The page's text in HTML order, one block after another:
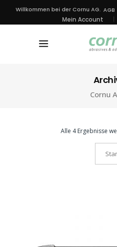
Willkommen bei der Cornu AG. AGB
Mein Account
Cornu
Alle 4 Ergebnisse